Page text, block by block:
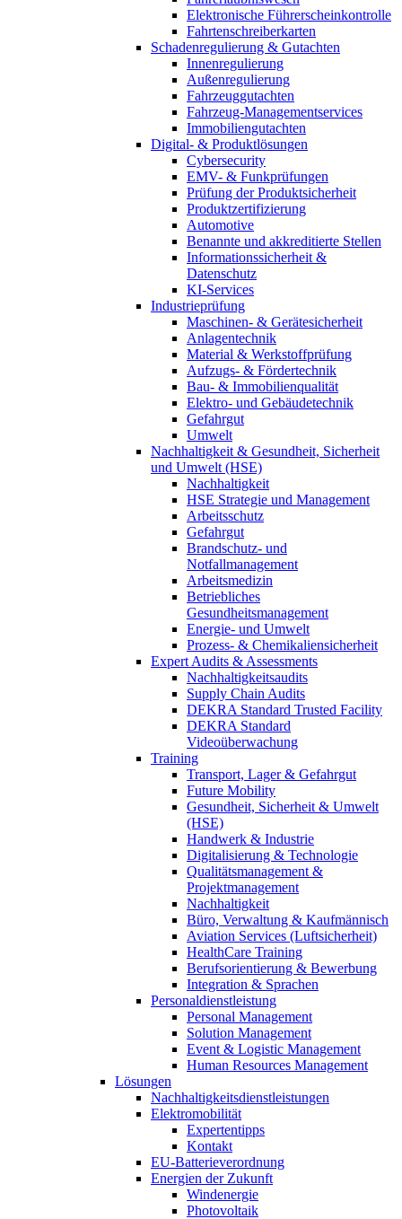
Elektronische Führerscheinkontrolle
Fahrtenschreiberkarten
Schadenregulierung & Gutachten
Innenregulierung
Außenregulierung
Fahrzeuggutachten
Fahrzeug-Managementservices
Immobiliengutachten
Digital- & Produktlösungen
Cybersecurity
EMV- & Funkprüfungen
Prüfung der Produktsicherheit
Produktzertifizierung
Automotive
Benannte und akkreditierte Stellen
Informationssicherheit &
Datenschutz
KI-Services
Industrieprüfung
Maschinen- & Gerätesicherheit
Anlagentechnik
Material & Werkstoffprüfung
Aufzugs- & Fördertechnik
Bau- & Immobilienqualität
Elektro- und Gebäudetechnik
Gefahrgut
Umwelt
Nachhaltigkeit & Gesundheit, Sicherheit
und Umwelt (HSE)
Nachhaltigkeit
HSE Strategie und Management
Arbeitsschutz
Gefahrgut
Brandschutz- und
Notfallmanagement
Arbeitsmedizin
Betriebliches
Gesundheitsmanagement
Energie- und Umwelt
Prozess- & Chemikaliensicherheit
Expert Audits & Assessments
Nachhaltigkeitsaudits
Supply Chain Audits
DEKRA Standard Trusted Facility
DEKRA Standard
Videoüberwachung
Training
Transport, Lager & Gefahrgut
Future Mobility
Gesundheit, Sicherheit & Umwelt
(HSE)
Handwerk & Industrie
Digitalisierung & Technologie
Qualitätsmanagement &
Projektmanagement
Nachhaltigkeit
Büro, Verwaltung & Kaufmännisch
Aviation Services (Luftsicherheit)
HealthCare Training
Berufsorientierung & Bewerbung
Integration & Sprachen
Personaldienstleistung
Personal Management
Solution Management
Event & Logistic Management
Human Resources Management
Lösungen
Nachhaltigkeitsdienstleistungen
Elektromobilität
Expertentipps
Kontakt
EU-Batterieverordnung
Energien der Zukunft
Windenergie
Photovoltaik